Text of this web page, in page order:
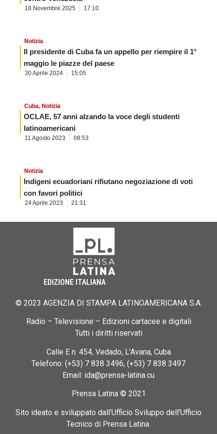
18 Novembre 2025 17:10
Notizia
Il presidente di Cuba fa un appello per riempire il 1°
maggio le piazze del paese
30 Aprile 2024 15:05
Cuba, Notizia
OCLAE, 57 anni alzando la voce degli studenti
latinoamericani
11 Agosto 2023 08:53
Notizia
Indigeni ecuadoriani rifiutano negoziazione di voti
con favori politici
24 Aprile 2023 21:31
EDIZIONE ITALIANA
© 2023 AGENZIA DI STAMPA LATINOAMERICANA S.A.
Radio – Televisione – Edizioni cartacee e digitali
Tutti i diritti riservati
Calle E n. 454, Vedado, L’Avana, Cuba
Telefono: (+53) 7 838 3496, (+53) 7 838 3497
Email: ida@prensa-latina.cu
Prensa Latina © 2021
Sito ideato e sviluppato dall’Ufficio Sviluppo dell’Ufficio
Tecnico di Prensa Latina.